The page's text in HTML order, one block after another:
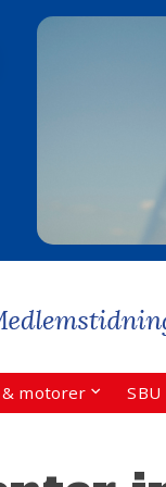
motorer SBU